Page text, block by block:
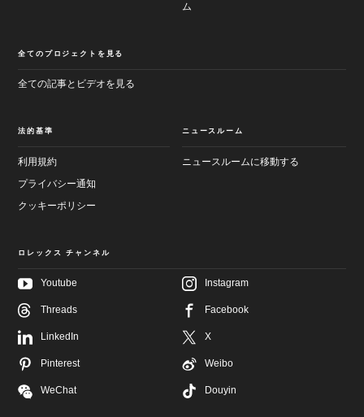
イ
ン
画
面
へ
進
む
フ
ッ
ー
進
ム
全てのプロジェクトを見る
全ての記事とビデオを見る
法的基準
利用規約
プライバシー通知
クッキーポリシー
ニュースルーム
ニュースルームに移動する
ロレックス チャンネル
Youtube Instagram
Threads Facebook
LinkedIn X
Pinterest Weibo
WeChat Douyin